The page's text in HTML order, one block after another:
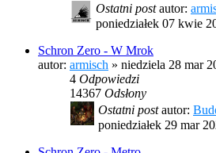
Ostatni postautor:
poniedziałek 07 kwie
Schron Zero - W Mrok
autor: armisch » niedziela 28 mar
4 Odpowiedzi
14367 Odsłony
Ostatni postautor:
poniedziałek 29 mar